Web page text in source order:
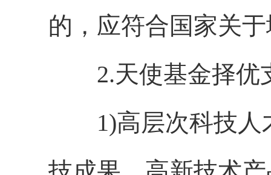
的，应符合国家关
2.天使基金择优
1)高层次科技人